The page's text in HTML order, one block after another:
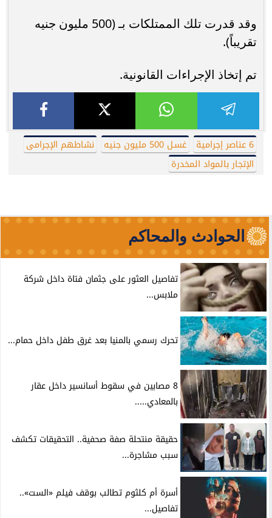
وقد قدرت تلك الممتلكات بـ (500 مليون جنيه
تقريباً).
تم إتخاذ الإجراءات القانونية.
6 عناصر إجرامية غسـل 500 مليون جنيه
نشاطهم الإجرامى
الإتجار بالمواد المخدرة
الحوادث والمحاكم
تفاصيل العثور على جثمان فتاة داخل شركة
ملابس...
تحرك رسمي بالمنيا بعد غرق طفل داخل حمام...
8 مصابين في سقوط أسانسير داخل عقار
بالمعادي.....
حقيقة منتحلة صفة صحفية.. التحقيقات تكشف
سبب مشاجرة...
أسرة أم كلثوم تطالب بوقف فيلم «الست»..
تفاصيل...